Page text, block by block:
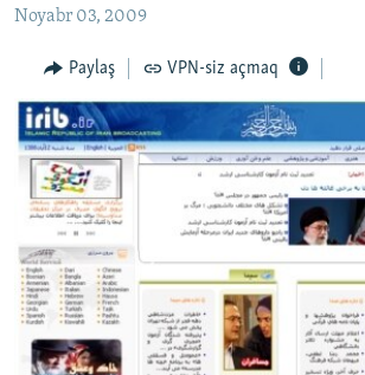
qayıt
#ƏSLINDƏ
FƏRQƏ BAX
QANUNI DOĞRU
ARAŞDIRMA
MULTIMEDIA
VIDEO
FOTOQALEREYA
İNFOQRAFIKA
KARIKATURA
RADIO ARXIV
OXU ZALI
AZƏRBAYCAN ƏDƏBIYYATI KITABXANASI
İSLAM VƏ DEMOKRATIYA
HAQQIMIZDA
MISSIYAMIZ
PEŞƏ ETIKASI VƏ JURNALISTIKA STANDARTLARIMIZ
BIZI IZLƏ
Noyabr 03, 2009
Paylaş VPN-siz açmaq